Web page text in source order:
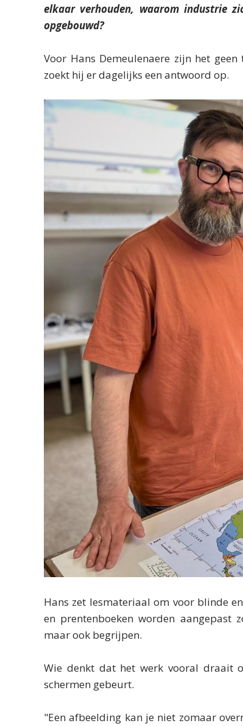
elkaar verhouden, waarom industrie
opgebouwd?
Voor Hans Demeulenaere zijn het
zoekt hij er dagelijks een antwoord op.
Hans zet lesmateriaal om voor blinde
en prentenboeken worden aangepast
maar ook begrijpen.
Wie denkt dat het werk vooral draait
schermen gebeurt.
"Een afbeelding kan je niet zomaar